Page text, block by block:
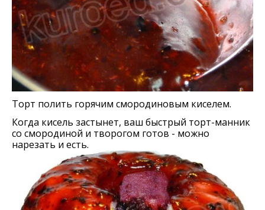
Торт полить горячим смородиновым киселем.
Когда кисель застынет, ваш быстрый торт-манник
со смородиной и творогом готов - можно
нарезать и есть.